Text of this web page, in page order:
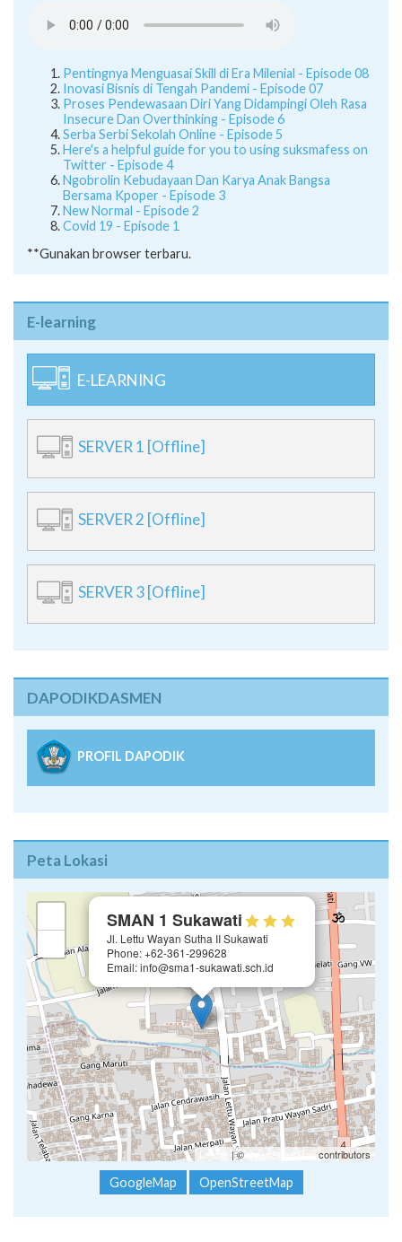
Pentingnya Menguasai Skill di Era Milenial - Episode 08
Inovasi Bisnis di Tengah Pandemi - Episode 07
Proses Pendewasaan Diri Yang Didampingi Oleh Rasa
Insecure Dan Overthinking - Episode 6
Serba Serbi Sekolah Online - Episode 5
Here's a helpful guide for you to using suksmafess on
Twitter - Episode 4
Ngobrolin Kebudayaan Dan Karya Anak Bangsa
Bersama Kpoper - Episode 3
New Normal - Episode 2
Covid 19 - Episode 1
**Gunakan browser terbaru.
E-learning
E-LEARNING
SERVER 1 [Offline]
SERVER 2 [Offline]
SERVER 3 [Offline]
DAPODIKDASMEN
PROFIL DAPODIK
Peta Lokasi
SMAN 1 Sukawati
Jl. Lettu Wayan Sutha II Sukawati
Phone: +62-361-299628
Email: info@sma1-sukawati.sch.id
Leaflet | ©OpenStreetMap contributors
GoogleMap OpenStreetMap